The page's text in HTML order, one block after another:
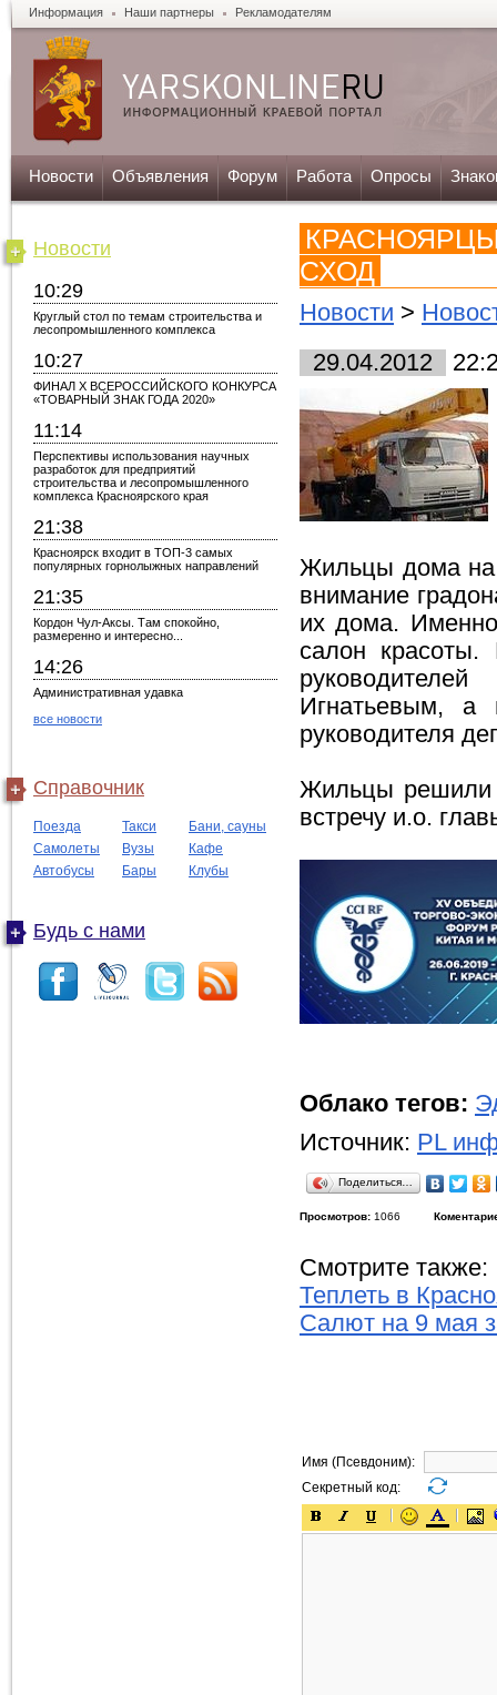
Информация Наши партнеры Рекламодателям
Новости Объявления Форум Работа Опросы
Новости
10:29
Круглый стол по темам строительства и
лесопромышленного комплекса
10:27
ФИНАЛ X ВСЕРОССИЙСКОГО КОНКУРСА
«ТОВАРНЫЙ ЗНАК ГОДА 2020»
11:14
Перспективы использования научных
разработок для предприятий
строительства и лесопромышленного
комплекса Красноярского края
21:38
Красноярск входит в ТОП-3 самых
популярных горнолыжных направлений
21:35
Кордон Чул-Аксы. Там спокойно,
размеренно и интересно...
14:26
Административная удавка
все новости
Справочник
Поезда Такси
Бани, сауны
Самолеты
Вузы
Кафе
Автобусы
Бары Клубы
Будь с нами
СХОД
Новости >
29.04.2012
Жильцы дома на
внимание
их дома.
салон красоты.
Игнатьевым, а
руководителя
Жильцы решили
встречу и.о.
Облако тегов:
Источник: PL
Поделиться…
Просмотров: 1066
Смотрите также:
Теплеть в
Салют на 9 мая
Имя (Псевдоним):
Секретный код: